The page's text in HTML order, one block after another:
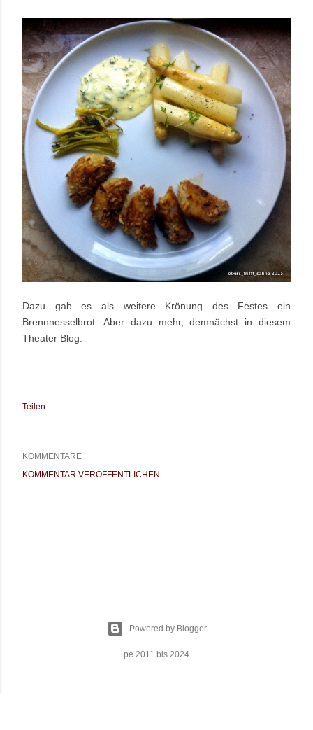
Dazu gab es als weitere Krönung des Festes ein
Brennnesselbrot. Aber dazu mehr, demnächst in diesem
Theater Blog.
Teilen
KOMMENTARE
KOMMENTAR VERÖFFENTLICHEN
Powered by Blogger
pe 2011 bis 2024